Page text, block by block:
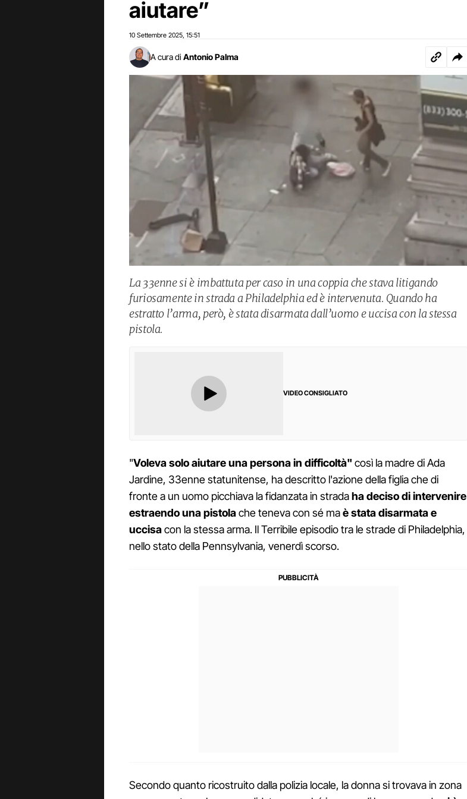
aiutare”
10 Settembre 2025 15:51
A cura di Antonio Palma
La 33enne si è imbattuta per caso in una coppia che stava litigando
furiosamente in strada a Philadelphia ed è intervenuta. Quando ha
estratto l’arma, però, è stata disarmata dall’uomo e uccisa con la stessa
pistola.
VIDEO CONSIGLIATO
"Voleva solo aiutare una persona in difficoltà" così la madre di Ada
Jardine, 33enne statunitense, ha descritto l'azione della figlia che di
fronte a un uomo picchiava la fidanzata in stradaha deciso di intervenire
estraendo una pistolache teneva con sé maè stata disarmata e
uccisacon la stessa arma. Il Terribile episodio tra le strade di Philadelphia,
nello stato della Pennsylvania, venerdì scorso.
Secondo quanto ricostruito dalla polizia locale, la donna si trovava in zona